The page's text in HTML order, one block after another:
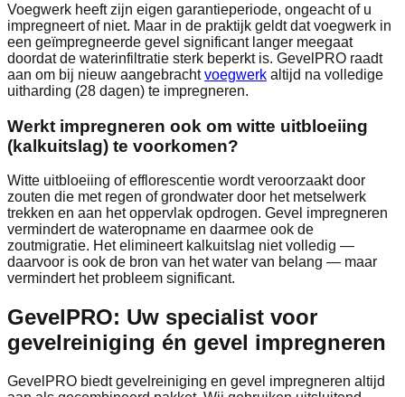
Voegwerk heeft zijn eigen garantieperiode, ongeacht of u
impregneert of niet. Maar in de praktijk geldt dat voegwerk in
een geïmpregneerde gevel significant langer meegaat
doordat de waterinfiltratie sterk beperkt is. GevelPRO raadt
aan om bij nieuw aangebracht voegwerk altijd na volledige
uitharding (28 dagen) te impregneren.
Werkt impregneren ook om witte uitbloeiing
(kalkuitslag) te voorkomen?
Witte uitbloeiing of efflorescentie wordt veroorzaakt door
zouten die met regen of grondwater door het metselwerk
trekken en aan het oppervlak opdrogen. Gevel impregneren
vermindert de wateropname en daarmee ook de
zoutmigratie. Het elimineert kalkuitslag niet volledig —
daarvoor is ook de bron van het water van belang — maar
vermindert het probleem significant.
GevelPRO: Uw specialist voor
gevelreiniging én gevel impregneren
GevelPRO biedt gevelreiniging en gevel impregneren altijd